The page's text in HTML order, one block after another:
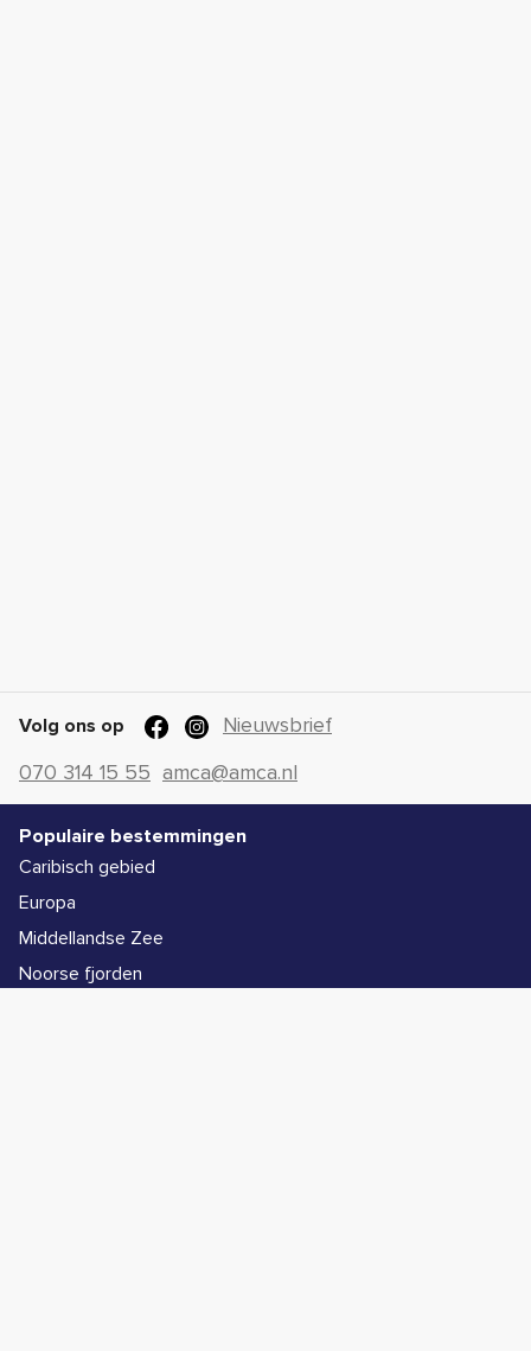
Volg ons op
Nieuwsbrief
070 314 15 55 amca@amca.nl
Populaire bestemmingen
Caribisch gebied
Europa
Middellandse Zee
Noorse fjorden